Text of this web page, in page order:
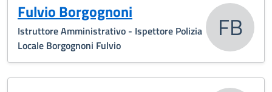
Fulvio Borgognoni
Istruttore Amministrativo - Ispettore Polizia
Locale Borgognoni Fulvio
FB